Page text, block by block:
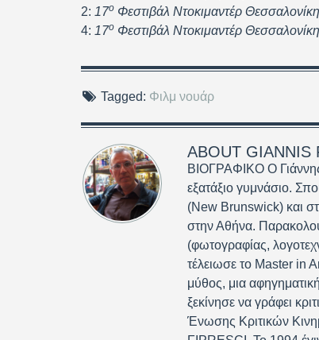
2: 17ο Φεστιβάλ Ντοκιμαντέρ
4: 17ο Φεστιβάλ Ντοκιμαντέρ
Tagged: Φιλμ νουάρ
ABOUT GIANNIS
ΒΙΟΓΡΑΦΙΚΟ Ο
εξατάξιο γυμνάσιο.
(New Brunswick) και
στην Αθήνα.
(φωτογραφίας,
τέλειωσε το Master in
μύθος, μια
ξεκίνησε να γράφει
Ένωσης Κριτικών